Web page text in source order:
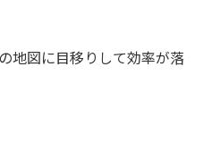
地図に目移りして効率が落